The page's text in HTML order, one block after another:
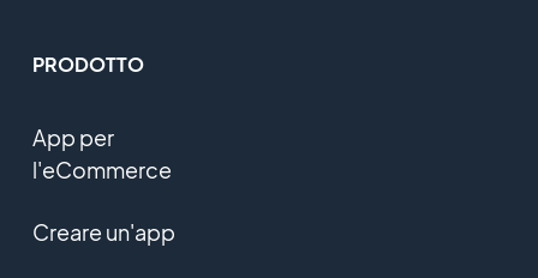
PRODOTTO
App per
l'eCommerce
Creare un'app